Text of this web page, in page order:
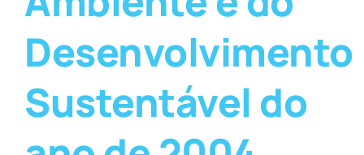
Desenvolvimento
Sustentável do